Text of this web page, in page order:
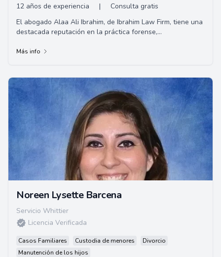
12 años de experiencia |
Consulta gratis
El abogado Alaa Ali Ibrahim, de Ibrahim Law Firm, tiene una
destacada reputación en la práctica forense,
Más info
Noreen Lysette Barcena
Servicio Whittier
Licencia Verificada
Casos Familiares Custodia de menores
Divorcio
Manutención de los hijos